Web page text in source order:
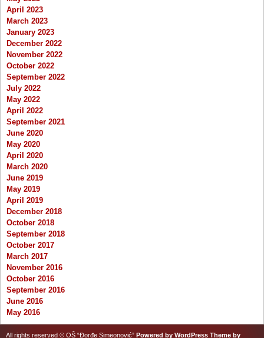
April 2023
March 2023
January 2023
December 2022
November 2022
October 2022
September 2022
July 2022
May 2022
April 2022
September 2021
June 2020
May 2020
April 2020
March 2020
June 2019
May 2019
April 2019
December 2018
October 2018
September 2018
October 2017
March 2017
November 2016
October 2016
September 2016
June 2016
May 2016
All rights reserved © OŠ “Đorđe Simeonović” Powered by WordPress Theme by